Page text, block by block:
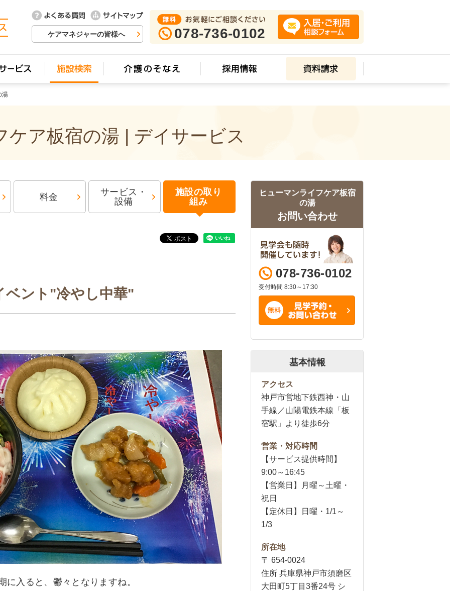
ケアマネジャーの皆様へ 078-736-0102
湯
ケア板宿の湯 | デイサービス
料金
サービス・
設備
施設の取り
組み
ベント"冷やし中華"
に入ると、鬱々となりますね。
ヒューマンライフケア板宿
の湯
お問い合わせ
078-736-0102
受付時間 8:30～17:30
基本情報
アクセス
神戸市営地下鉄西神・山
手線／山陽電鉄本線「板
宿駅」より徒歩6分
営業・対応時間
【サービス提供時間】
9:00～16:45
【営業日】月曜～土曜・
祝日
【定休日】日曜・1/1～
1/3
所在地
〒 654-0024
住所 兵庫県神戸市須磨区
大田町5丁目3番24号 シ